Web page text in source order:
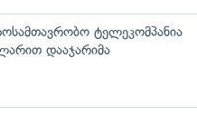
ტელეკომპანია
დააჯარიმა